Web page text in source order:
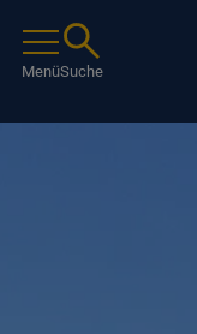
MenüSuche